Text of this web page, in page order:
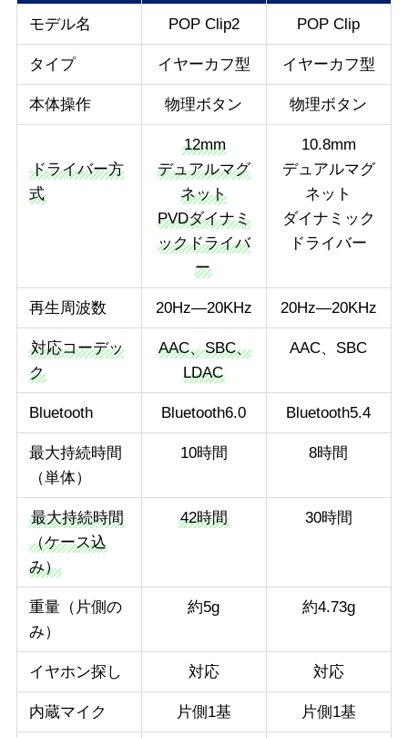
モデル名 POP Clip2 POP Clip
タイプ イヤーカフ型 イヤーカフ型
本体操作 物理ボタン 物理ボタン
ドライバー方
式
12mm
デュアルマグ
ネット
PVDダイナミ
ックドライバ
ー
10.8mm
デュアルマグ
ネット
ダイナミック
ドライバー
再生周波数 20Hz—20KHz 20Hz—20KHz
対応コーデッ
ク
AAC、SBC、
LDAC
AAC、SBC
Bluetooth Bluetooth6.0 Bluetooth5.4
最大持続時間
（単体）
10時間 8時間
最大持続時間
（ケース込
み）
42時間 30時間
重量（片側の
み）
約5g 約4.73g
イヤホン探し 対応 対応
内蔵マイク 片側1基 片側1基